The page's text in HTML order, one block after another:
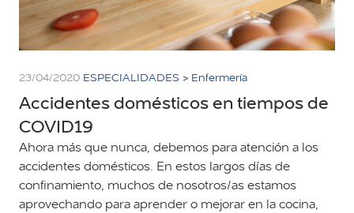
23/04/2020 ESPECIALIDADES > Enfermería
Accidentes domésticos en tiempos de
COVID19
Ahora más que nunca, debemos para atención a los
accidentes domésticos. En estos largos días de
confinamiento, muchos de nosotros/as estamos
aprovechando para aprender o mejorar en la cocina,